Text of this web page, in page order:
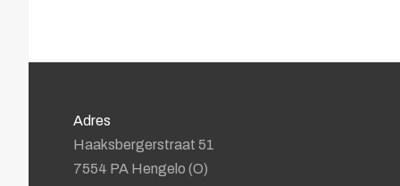
Adres
Haaksbergerstraat 51
7554 PA Hengelo (O)